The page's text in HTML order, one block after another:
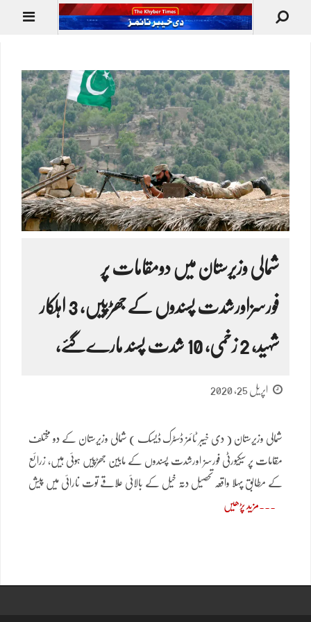
شمالی وزیرستان میں دومقامات پر
فورسزاورشدت پسندوں کےجھڑپیں، 3 اہلکار
شہید، 2 زخمی، 10 شدت پسند مارےگئے،
اپریل 25, 2020
شمالی وزیرستان ( دی خیبر ٹائمز ڈسٹرک ڈیسک ) شمالی وزیرستان کے دو مختلف
مقامات پر سیکیورٹی فورسز اورشدت پسندوں کے مابین جھڑپیں ہوئی ہیں، زرائع
کے مطابق پہلا واقعہ تحصیل دتہ خیل کے بالائی علاقے توت نارائی میں پیش
مزید پڑھیں